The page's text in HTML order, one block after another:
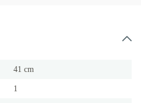
41 cm
1